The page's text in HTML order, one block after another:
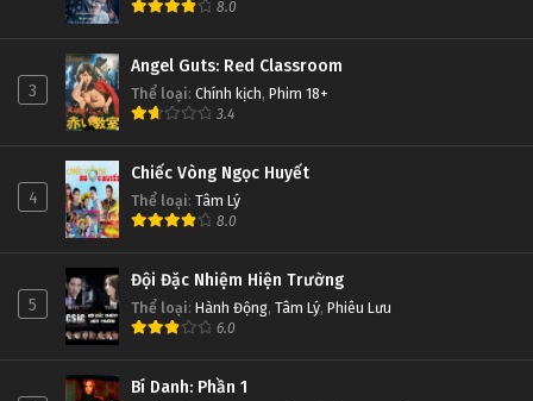
8.0
3
Angel Guts: Red Classroom
Thể loại: Chính kịch, Phim 18+
3.4
4
Chiếc Vòng Ngọc Huyết
Thể loại: Tâm Lý
8.0
5
Đội Đặc Nhiệm Hiện Trường
Thể loại: Hành Động, Tâm Lý, Phiêu Lưu
6.0
Bí Danh: Phần 1